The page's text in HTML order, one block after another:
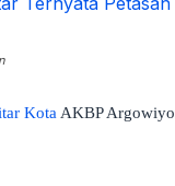
Kota AKBP